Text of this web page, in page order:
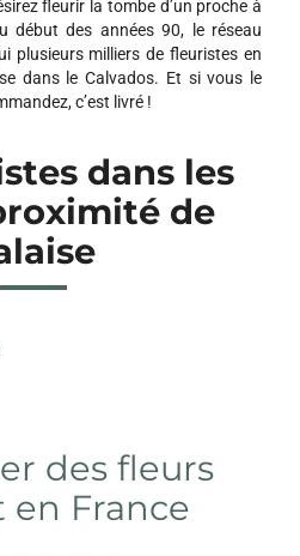
fleurir la tombe d’un proche à
début des années 90, le réseau
plusieurs milliers de fleuristes en
dans le Calvados. Et si vous le
c’est livré !
dans les
de
des fleurs
en France